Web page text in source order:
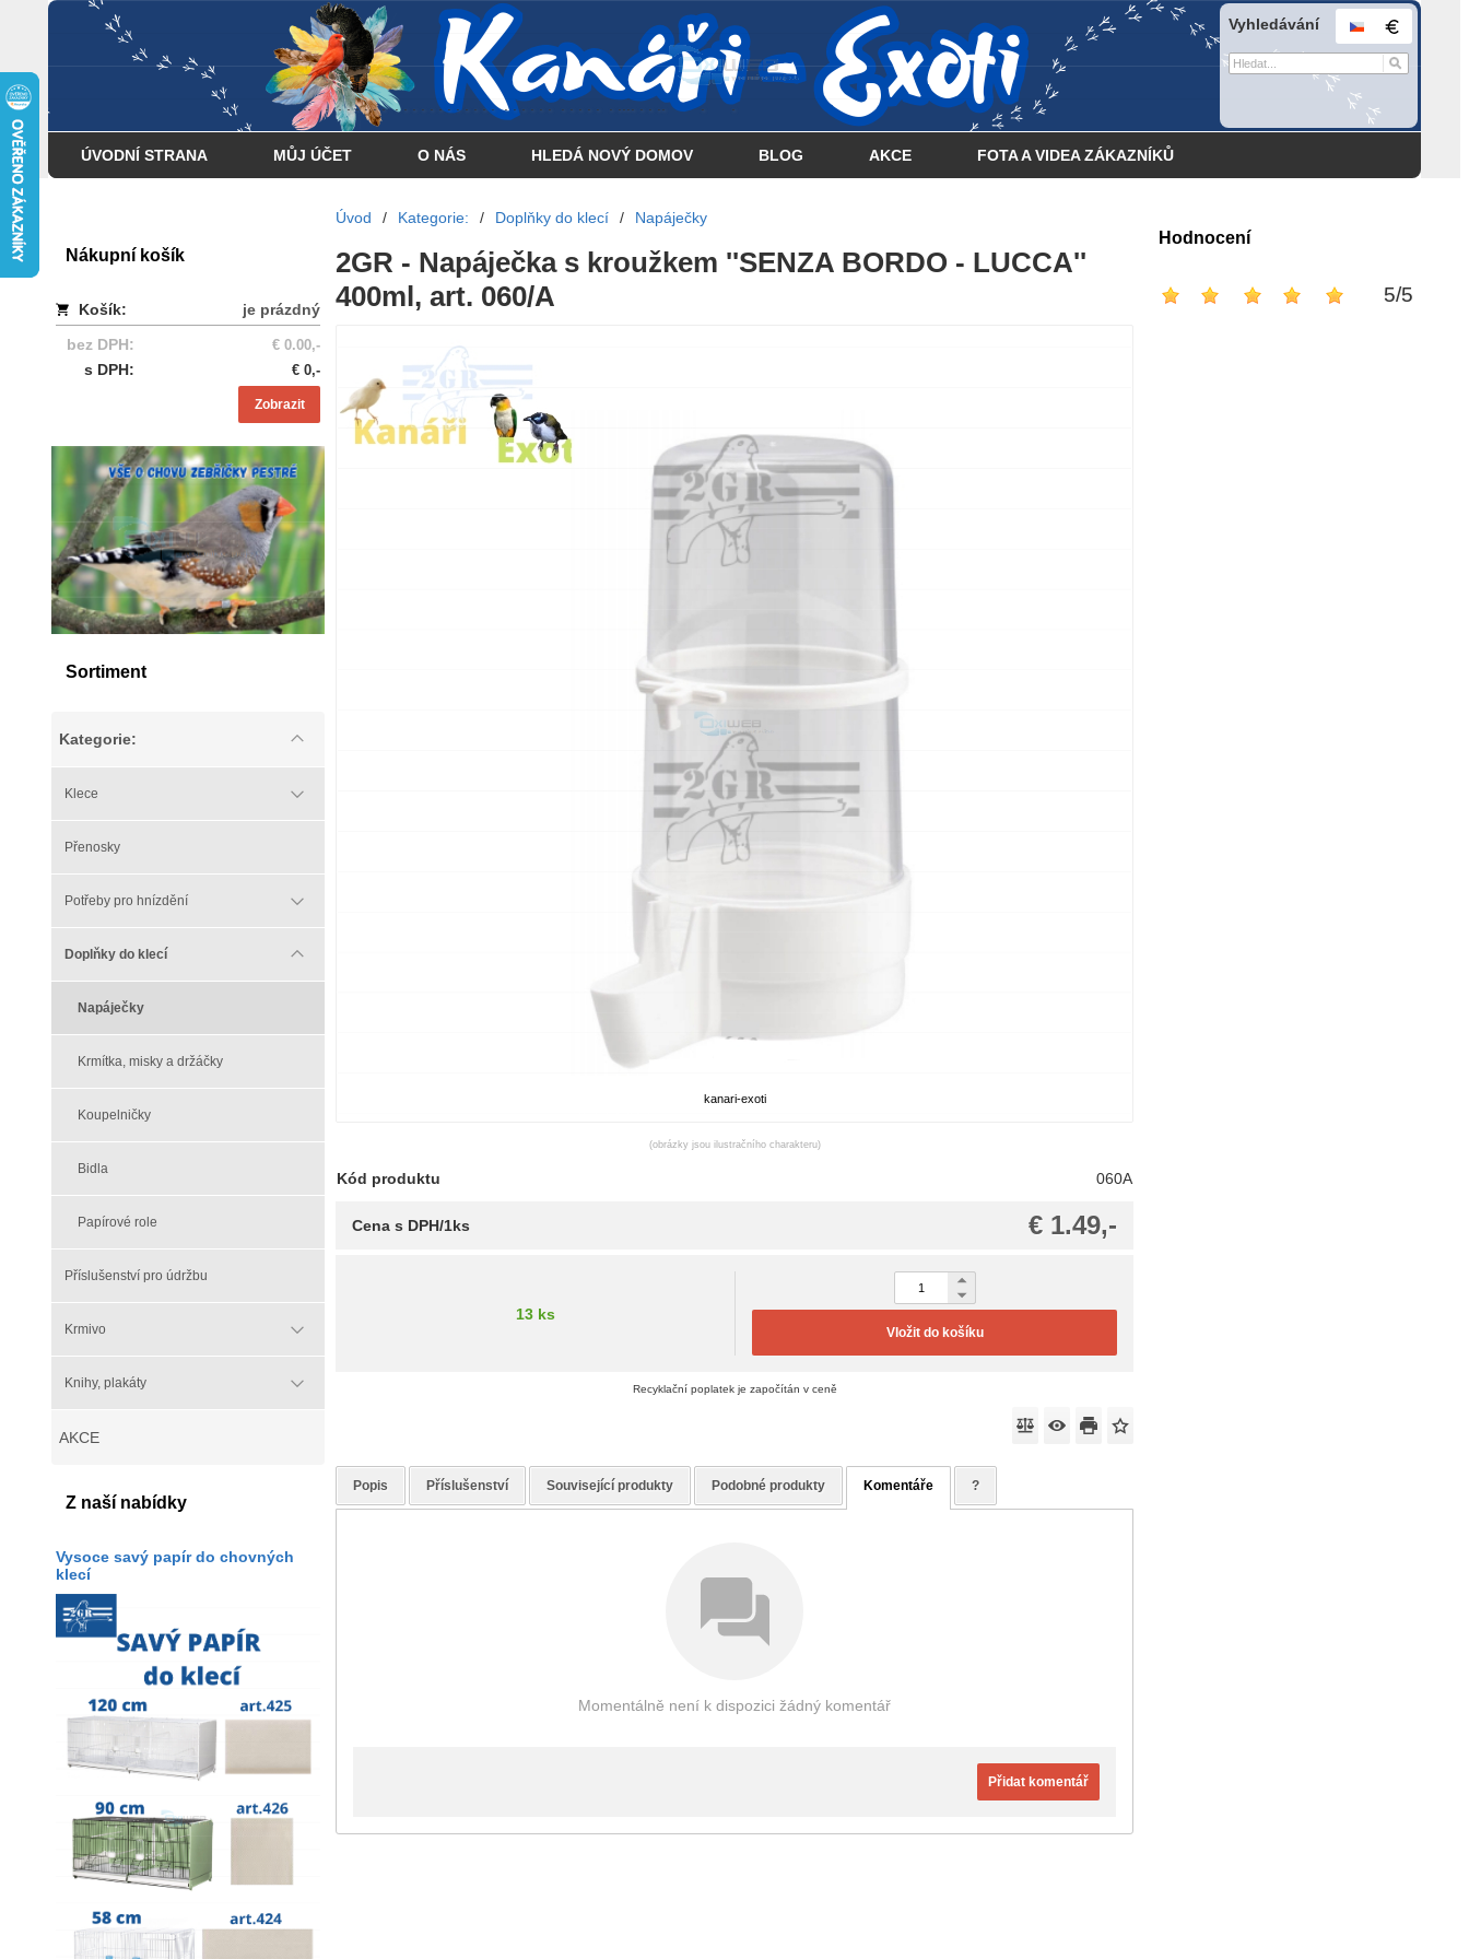
Vyhledávání
... . . . . . . . . . . . . . . . . . . . . . . . . . . . . . . . .... . . .. . .
ÚVODNÍ STRANA MŮJ ÚČET O NÁS HLEDÁ NOVÝ DOMOV BLOG AKCE FOTA A VIDEA ZÁKAZNÍKŮ
Nákupní košík
Košík:
je prázdný
bez DPH:
€ 0.00,-
s DPH: € 0,-
Zobrazit
Sortiment
Kategorie:
Klece
Přenosky
Potřeby pro hnízdění
Doplňky do klecí
Napáječky
Krmítka, misky a držáčky
Koupelničky
Bidla
Papírové role
Příslušenství pro údržbu
Krmivo
Knihy, plakáty
AKCE
Z naší nabídky
Vysoce savý papír do chovných
klecí
Hodnocení
5/5
Úvod / Kategorie: / Doplňky do klecí / Napáječky
2GR - Napáječka s kroužkem ''SENZA BORDO - LUCCA''
400ml, art. 060/A
kanari-exoti
(obrázky jsou ilustračního charakteru)
Kód produktu 060A
€ 1.49,-
Cena s DPH/1ks
13 ks
Vložit do košíku
Recyklační poplatek je započítán v ceně
Popis Příslušenství Související produkty Podobné produkty Komentáře ?
Momentálně není k dispozici žádný komentář
Přidat komentář